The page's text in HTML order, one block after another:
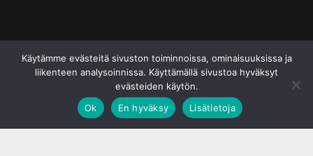
Käytämme evästeitä sivuston toiminnoissa, ominaisuuksissa ja
liikenteen analysoinnissa. Käyttämällä sivustoa hyväksyt
evästeiden käytön.
Ok
En hyväksy Lisätietoja